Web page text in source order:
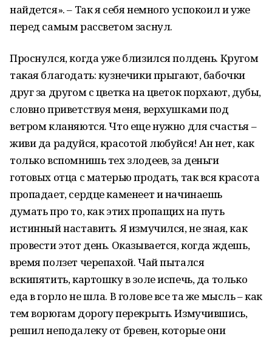
найдется». – Так я себя немного успокоил и уже
перед самым рассветом заснул.
Проснулся, когда уже близился полдень. Кругом
такая благодать: кузнечики прыгают, бабочки
друг за другом с цветка на цветок порхают, дубы,
словно приветствуя меня, верхушками под
ветром кланяются. Что еще нужно для счастья –
живи да радуйся, красотой любуйся! Ан нет, как
только вспомнишь тех злодеев, за деньги
готовых отца с матерью продать, так вся красота
пропадает, сердце каменеет и начинаешь
думать про то, как этих пропащих на путь
истинный наставить. Я измучился, не зная, как
провести этот день. Оказывается, когда ждешь,
время ползет черепахой. Чай пытался
вскипятить, картошку в золе испечь, да только
еда в горло не шла. В голове все та же мысль – как
тем ворюгам дорогу перекрыть. Измучившись,
решил неподалеку от бревен, которые они